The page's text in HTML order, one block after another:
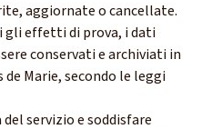
aggiornate o cancellate.
effetti di prova, i dati
conservati e archiviati in
Marie, secondo le leggi
servizio e soddisfare